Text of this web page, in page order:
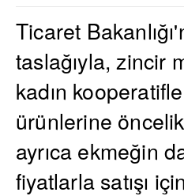
Ticaret
taslağıyla, zincir
kadın
ürünlerine
ayrıca ekmeğin
fiyatlarla satışı